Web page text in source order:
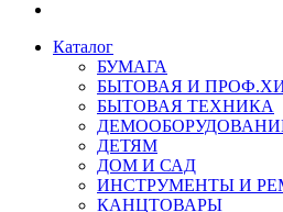
Каталог
БУМАГА
БЫТОВАЯ И
БЫТОВАЯ ТЕХНИКА
ДЕТЯМ
ДОМ И САД
ИНСТРУМЕНТЫ И
КАНЦТОВАРЫ